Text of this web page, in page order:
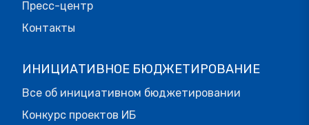
Пресс-центр
Контакты
ИНИЦИАТИВНОЕ БЮДЖЕТИРОВАНИЕ
Все об инициативном бюджетировании
Конкурс проектов ИБ